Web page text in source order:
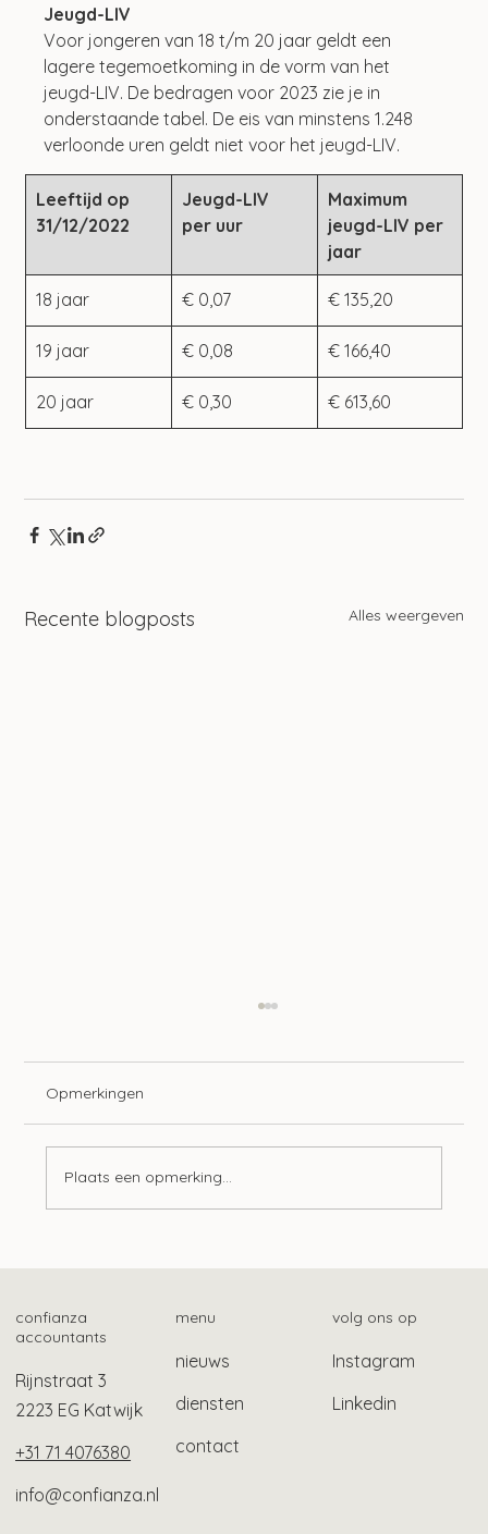
Jeugd-LIV
Voor jongeren van 18 t/m 20 jaar geldt een
lagere tegemoetkoming in de vorm van het
jeugd-LIV. De bedragen voor 2023 zie je in
onderstaande tabel. De eis van minstens 1.248
verloonde uren geldt niet voor het jeugd-LIV.
Leeftijd op
31/12/2022
Jeugd-LIV
per uur
Maximum
jeugd-LIV per
jaar
18 jaar € 0,07 € 135,20
19 jaar € 0,08 € 166,40
20 jaar € 0,30 € 613,60
Recente blogposts Alles weergeven
Opmerkingen
Plaats een opmerking...
confianza
accountants
Rijnstraat 3
2223 EG Katwijk
+31 71 4076380
info@confianza.nl
menu
nieuws
diensten
contact
volg ons op
Instagram
Linkedin